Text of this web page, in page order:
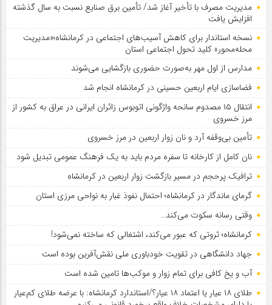
مدیریت مصرف با تأخیر آغاز شد/ تأمین برق صنایع نسبت به سال گذشته
افزایش یافت
نسخه استاندار برای کاهش آسیب‌های اجتماعی در کرمانشاه؛«مدیریت
محله‌محور» کلید تحول اجتماعی استان
مدارس از اول مهر به‌صورت حضوری بازگشایی می‌شوند
فضاسازی ایام اربعین حسینی در کرمانشاه انجام شد
انتقال ۱۵ مصدوم سانحه واژگونی اتوبوس زائران ایرانی در عراق به کشور از
مرز خسروی
تأمین بی‌وقفه آرد و نان زوار اربعین در مرز خسروی
نان کامل از کارخانه تا سفره مردم باید به یک فرهنگ عمومی تبدیل شود
ترافیک پرحجم در مسیر بازگشت زوار اربعین در کرمانشاه
گرمای ماندگار در کرمانشاه؛ احتمال نفوذ غبار به نواحی مرزی استان
وقتی رسانه سکوت می‌کند…
کرمانشاه؛ ثروتی که عبور می‌کند، اشتغالی که ساخته نمی‌شود!
جهاد دانشگاهی در تقویت خودباوری ملی نقش‌آفرین بوده است
آب و یخ کافی برای تمام زوار و موکب‌ها تامین شده است
طلای ۱۸ عیار یا اعتماد ۱۸ عیار؟/استاندارد کرمانشاه: با عرضه طلای کم‌عیار